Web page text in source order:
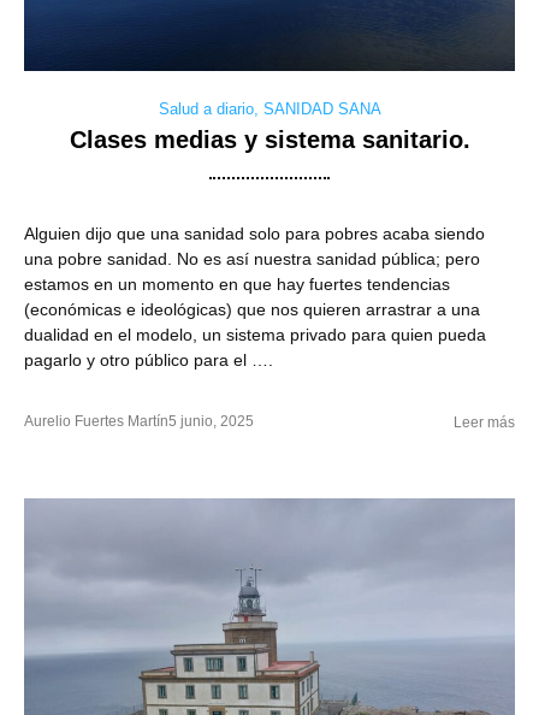
Salud a diario, SANIDAD SANA
Clases medias y sistema sanitario.
Alguien dijo que una sanidad solo para pobres acaba siendo
una pobre sanidad. No es así nuestra sanidad pública; pero
estamos en un momento en que hay fuertes tendencias
(económicas e ideológicas) que nos quieren arrastrar a una
dualidad en el modelo, un sistema privado para quien pueda
pagarlo y otro público para el ….
Aurelio Fuertes Martín5 junio, 2025 Leer más